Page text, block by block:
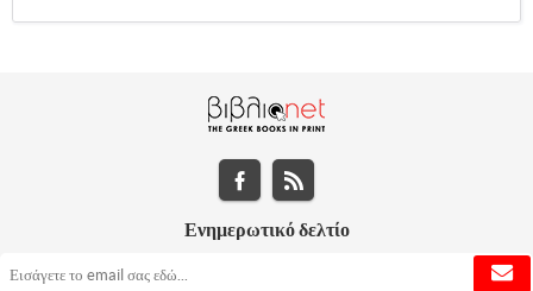
Ενημερωτικό δελτίο